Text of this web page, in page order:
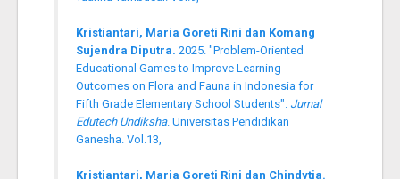
Kristiantari, Maria Goreti Rini dan Komang
Sujendra Diputra. 2025. "Problem-Oriented
Educational Games to Improve Learning
Outcomes on Flora and Fauna in Indonesia for
Fifth Grade Elementary School Students". Jurnal
Edutech Undiksha. Universitas Pendidikan
Ganesha. Vol.13,
Kristiantari, Maria Goreti Rini dan Chindytia.